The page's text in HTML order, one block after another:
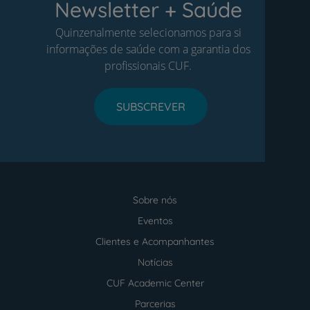
Newsletter + Saúde
Quinzenalmente selecionamos para si
informações de saúde com a garantia dos
profissionais CUF.
SUBSCREVER
Sobre nós
Eventos
Clientes e Acompanhantes
Notícias
CUF Academic Center
Parcerias